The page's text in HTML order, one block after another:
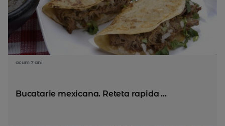
acum 7 ani
Bucatarie mexicana. Reteta rapida ...